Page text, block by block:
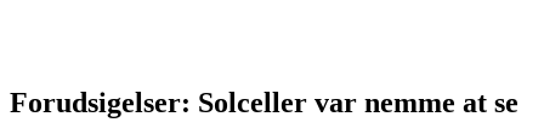
Forudsigelser: Solceller var nemme at se